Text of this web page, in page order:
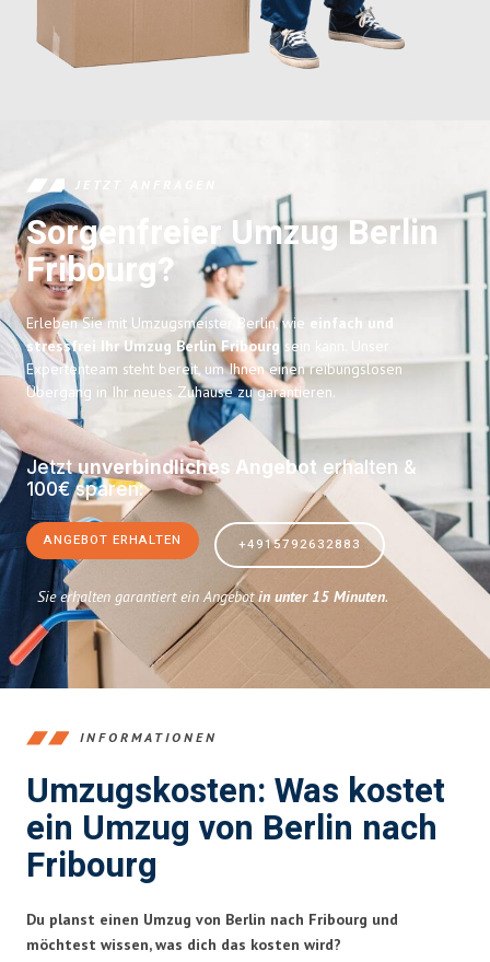
JETZT ANFRAGEN
Sorgenfreier Umzug Berlin
Fribourg?
Erleben Sie mit Umzugsmeister Berlin, wie einfach und
stressfrei Ihr Umzug Berlin Fribourgsein kann. Unser
Expertenteam steht bereit, um Ihnen einen reibungslosen
Übergang in Ihr neues Zuhause zu garantieren.
Jetztunverbindliches Angebot erhalten &
100€ sparen:
ANGEBOT ERHALTEN +4915792632883
Sie erhalten garantiert ein Angebotin unter 15 Minuten.
INFORMATIONEN
Umzugskosten: Was kostet
ein Umzug von Berlin nach
Fribourg
Du planst einen Umzug von Berlin nach Fribourg und
möchtest wissen, was dich das kosten wird?